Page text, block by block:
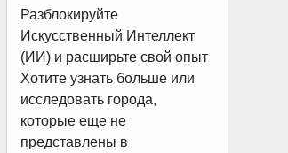
Разблокируйте
Искусственный Интеллект
(ИИ) и расширьте свой опыт
Хотите узнать больше или
исследовать города,
которые еще не
представлены в